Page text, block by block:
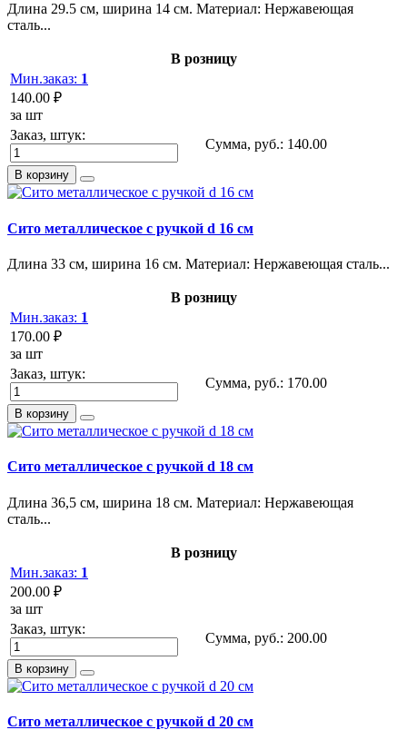
Длина 29.5 см, ширина 14 см. Материал: Нержавеющая
сталь...
В розницу
Мин.заказ: 1
140.00 ₽
за шт
Заказ, штук:
Сумма, руб.: 140.00
В корзину
Сито металлическое с ручкой d 16 см
Длина 33 см, ширина 16 см. Материал: Нержавеющая сталь...
В розницу
Мин.заказ: 1
170.00 ₽
за шт
Заказ, штук:
Сумма, руб.: 170.00
В корзину
Сито металлическое с ручкой d 18 см
Длина 36,5 см, ширина 18 см. Материал: Нержавеющая
сталь...
В розницу
Мин.заказ: 1
200.00 ₽
за шт
Заказ, штук:
Сумма, руб.: 200.00
В корзину
Сито металлическое с ручкой d 20 см